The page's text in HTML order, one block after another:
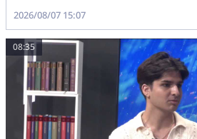
2026/08/07 15:07
08:35